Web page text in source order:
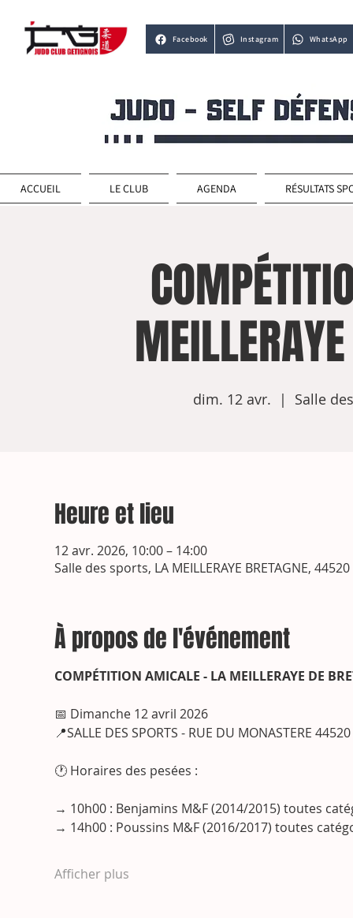
Facebook Instagram WhatsApp
ACCUEIL LE CLUB AGENDA RÉSULTATS
dim. 12 avr.
  |
Salle
Heure et lieu
12 avr. 2026, 10:00 – 14:00
Salle des sports, LA MEILLERAYE BRETAGNE,
À propos de l'événement
COMPÉTITION AMICALE - LA MEILLERAYE DE
📅 Dimanche 12 avril 2026
📍SALLE DES SPORTS - RUE DU MONASTERE
🕐 Horaires des pesées :
→ 10h00 : Benjamins M&F (2014/2015) toutes
→ 14h00 : Poussins M&F (2016/2017) toutes
Afficher plus